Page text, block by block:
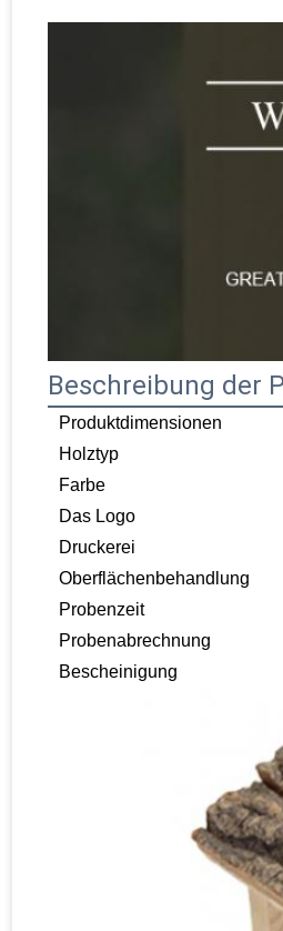
Beschreibung der
Produktdimensionen
Holztyp
Farbe
Das Logo
Druckerei
Oberflächenbehandlung
Probenzeit
Probenabrechnung
Bescheinigung